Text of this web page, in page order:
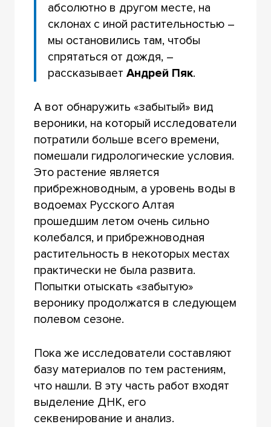
абсолютно в другом месте, на
склонах с иной растительностью –
мы остановились там, чтобы
спрятаться от дождя, –
рассказываетАндрей Пяк.
А вот обнаружить «забытый» вид
вероники, на который исследователи
потратили больше всего времени,
помешали гидрологические условия.
Это растение является
прибрежноводным, а уровень воды в
водоемах Русского Алтая
прошедшим летом очень сильно
колебался, и прибрежноводная
растительность в некоторых местах
практически не была развита.
Попытки отыскать «забытую»
веронику продолжатся в следующем
полевом сезоне.
Пока же исследователи составляют
базу материалов по тем растениям,
что нашли. В эту часть работ входят
выделение ДНК, его
секвенирование и анализ.